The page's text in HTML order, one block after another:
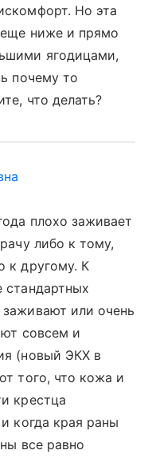
Но эта
еще ниже и прямо
ягодицами,
почему то
что делать?
плохо заживает
либо к тому,
к другому. К
стандартных
или очень
совсем и
(новый ЭКХ в
того, что кожа и
крестца
когда края раны
все равно